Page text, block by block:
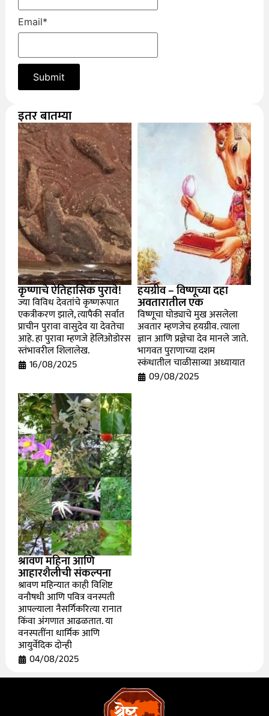
Email*
इतर बातम्या
कृष्णाचे ऐतिहासिक पुरावे!
ज्या विविध देवतांचे कृष्णरूपात
एकत्रीकरण झाले, त्यापैकी सर्वात
प्राचीन पुरावा वासुदेव या देवतेचा
आहे. हा पुरावा म्हणजे हेलिओडोरस
स्तंभावरील शिलालेख.
16/08/2025
हयग्रीव – विष्णूच्या दहा
अवतारातील एक
विष्णूचा घोड्याचे मुख असलेला
अवतार म्हणजेच हयग्रीव. त्याला
ज्ञान आणि प्रज्ञेचा देव मानले जाते.
भागवत पुराणाच्या दशम
स्कंधातील चाळीसाव्या अध्यायात
09/08/2025
श्रावण महिना आणि
आहारशैलीची संकल्पना
श्रावण महिन्यात काही विशिष्ट
वनौषधी आणि पवित्र वनस्पती
आपल्याला नैसर्गिकरित्या रानात
किंवा अंगणात आढळतात. या
वनस्पतींना धार्मिक आणि
आयुर्वेदिक दोन्ही
04/08/2025